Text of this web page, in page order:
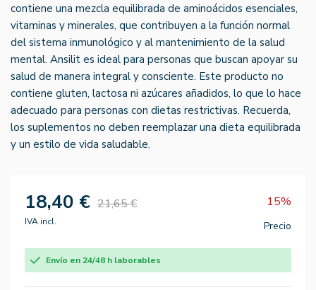
contiene una mezcla equilibrada de aminoácidos esenciales,
vitaminas y minerales, que contribuyen a la función normal
del sistema inmunológico y al mantenimiento de la salud
mental. Ansilit es ideal para personas que buscan apoyar su
salud de manera integral y consciente. Este producto no
contiene gluten, lactosa ni azúcares añadidos, lo que lo hace
adecuado para personas con dietas restrictivas. Recuerda,
los suplementos no deben reemplazar una dieta equilibrada
y un estilo de vida saludable.
18,40 € 21,65 € 15%
IVA incl. Precio
Envío en 24/48 h laborables